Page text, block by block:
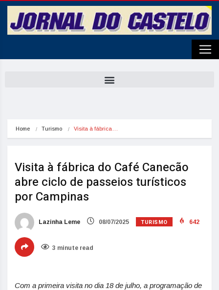
Home Turismo Visita à fábrica…
Visita à fábrica do Café Canecão
abre ciclo de passeios turísticos
por Campinas
Lazinha Leme 08/07/2025 TURISMO 642
3 minute read
Com a primeira visita no dia 18 de julho, a programação de